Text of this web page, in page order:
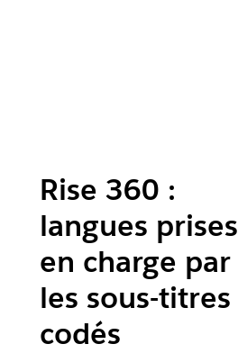
Rise 360 :
langues prises
en charge par
les sous-titres
codés